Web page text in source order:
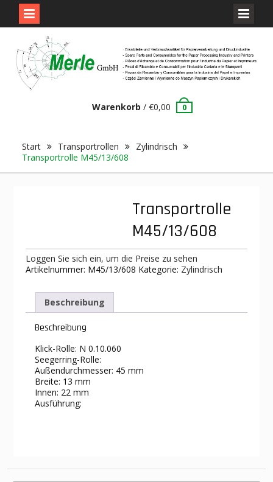
content
Warenkorb / €0,00 0
Start Transportrollen
Zylindrisch
Transportrolle M45/13/608
Transportrolle
M45/13/608
Loggen Sie sich ein, um die Preise zu sehen
Artikelnummer: M45/13/608 Kategorie: Zylindrisch
Beschreibung
Beschreibung
Klick-Rolle: N 0.10.060
Seegerring-Rolle:
Außendurchmesser: 45 mm
Breite: 13 mm
Innen: 22 mm
Ausführung: